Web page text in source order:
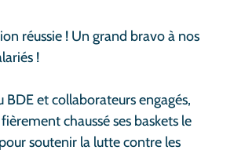
réussie ! Un grand bravo à nos
!
BDE et collaborateurs engagés,
chaussé ses baskets le
soutenir la lutte contre les